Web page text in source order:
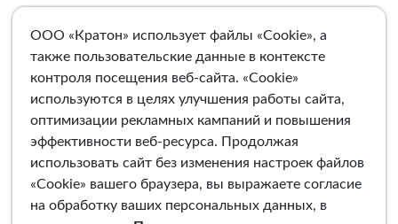
ООО «Кратон» использует файлы «Cookie», а
также пользовательские данные в контексте
контроля посещения веб-сайта. «Cookie»
используются в целях улучшения работы сайта,
оптимизации рекламных кампаний и повышения
эффективности веб-ресурса. Продолжая
использовать сайт без изменения настроек файлов
«Cookie» вашего браузера, вы выражаете согласие
на обработку ваших персональных данных, в